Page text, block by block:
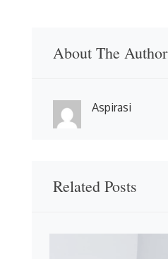
About The Author
Aspirasi
Related Posts